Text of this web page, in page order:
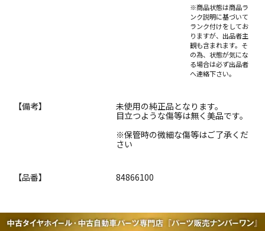
※商品状態は商品ラ
ンク説明に基づいて
ランク付けをしてお
りますが、出品者主
観も含まれます。そ
の為、状態が気にな
る場合は必ず出品者
へ連絡下さい。
【備考】
未使用の純正品となります。
目立つような傷等は無く美品です。
※保管時の微細な傷等はご了承くだ
さい
【品番】 84866100